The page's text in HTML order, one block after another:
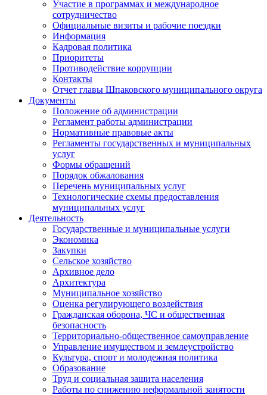
Участие в программах и международное
сотрудничество
Официальные визиты и рабочие поездки
Информация
Кадровая политика
Приоритеты
Противодействие коррупции
Контакты
Отчет главы Шпаковского муниципального округа
Документы
Положение об администрации
Регламент работы администрации
Нормативные правовые акты
Регламенты государственных и муниципальных
услуг
Формы обращений
Порядок обжалования
Перечень муниципальных услуг
Технологические схемы предоставления
муниципальных услуг
Деятельность
Государственные и муниципальные услуги
Экономика
Закупки
Сельское хозяйство
Архивное дело
Архитектура
Муниципальное хозяйство
Оценка регулирующего воздействия
Гражданская оборона, ЧС и общественная
безопасность
Территориально-общественное самоуправление
Управление имуществом и землеустройство
Культура, спорт и молодежная политика
Образование
Труд и социальная защита населения
Работы по снижению неформальной занятости